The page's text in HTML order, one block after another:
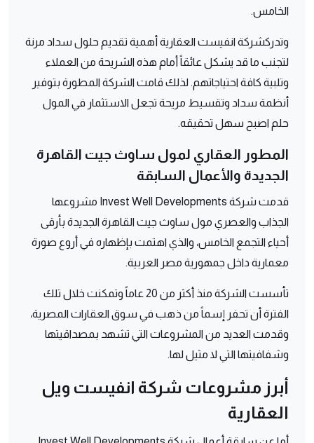
الخامس.
وتدركشركة انفيست العقارية أهمية تقديم حلول سداد مرنة
لتجنب ما قد يشكل عائقاً أمام هذه الشريحة من العملاء
وتلبية كافة احتياجاتهم. لذلك قامت الشركة المطورة بتوفير
أنظمة سداد وتقسيط مريحة تجعل الاستثمار في المول
حلم اصبح سهل تحقيقه.
المطور العقاري لمول ساوث جيت القاهرة
الجديدة والأعمال السابقة
قدمت شركة Invest Well Developments مشروعها
الجذاب والعصري مول ساوث جيت القاهرة الجديدة بأرقى
أحياء التجمع الخامس، والذي اهتمت بإظهاره في أروع صورة
معمارية داخل جمهورية مصر العربية.
تأسست الشركة منذ أكثر من 20 عاماً وتمكنت خلال تلك
الفترة أن تحفر إسماً من ذهب في سوق العقارات المصرية،
وقدمت العديد من المشروعات التي تشهد بمصداقيتها
وشفافيتها التي لا مثيل لها.
أبرز مشروعات شركة انفيست ويل
العقارية